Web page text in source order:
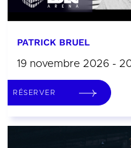
PATRICK BRUEL
19 novembre 2026 -
RÉSERVER